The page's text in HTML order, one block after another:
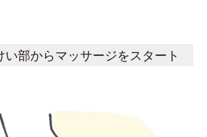
い部からマッサージをスタート